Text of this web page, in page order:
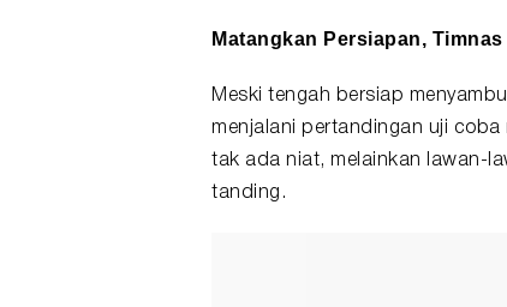
Matangkan Persiapan,
Meski tengah bersiap
menjalani pertandingan uji
tak ada niat, melainkan lawan-
tanding.